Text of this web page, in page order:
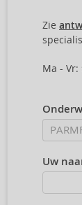
Zie
Ma - Vr:
Uw